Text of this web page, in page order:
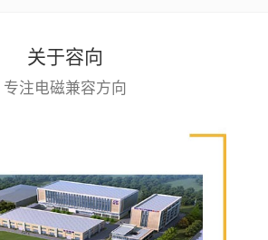
关于容向
专注电磁兼容方向